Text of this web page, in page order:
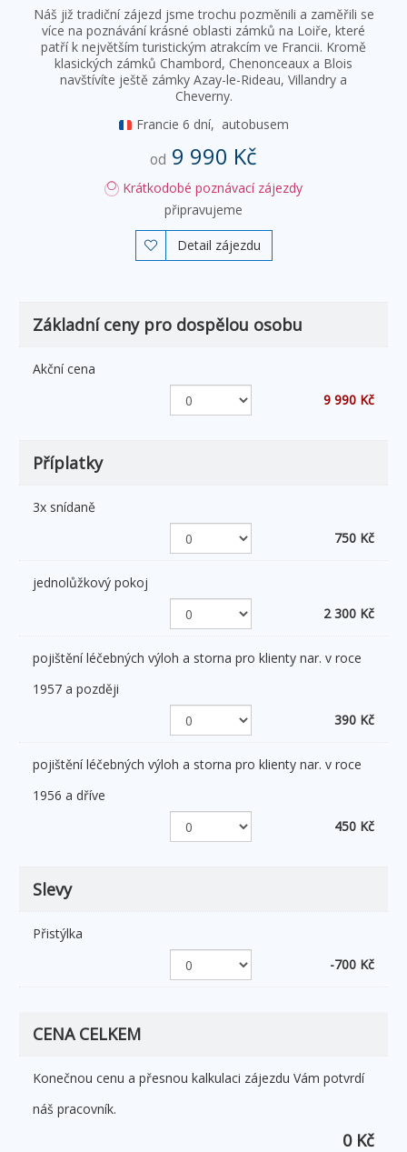
Náš již tradiční zájezd jsme trochu pozměnili a zaměřili se
více na poznávání krásné oblasti zámků na Loiře, které
patří k největším turistickým atrakcím ve Francii. Kromě
klasických zámků Chambord, Chenonceaux a Blois
navštívíte ještě zámky Azay-le-Rideau, Villandry a
Cheverny.
Francie 6 dní, autobusem
od 9 990 Kč
Krátkodobé poznávací zájezdy
připravujeme
 Detail zájezdu
Základní ceny pro dospělou osobu
Akční cena
9 990 Kč
Příplatky
3x snídaně
750 Kč
jednolůžkový pokoj
2 300 Kč
pojištění léčebných výloh a storna pro klienty nar. v roce
1957 a později
390 Kč
pojištění léčebných výloh a storna pro klienty nar. v roce
1956 a dříve
450 Kč
Slevy
Přistýlka
-700 Kč
CENA CELKEM
Konečnou cenu a přesnou kalkulaci zájezdu Vám potvrdí
náš pracovník.
0 Kč